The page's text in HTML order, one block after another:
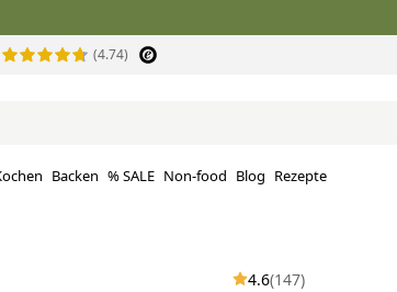
(4.74)
Backen % SALE Non-food Blog Rezepte
4.6(147)